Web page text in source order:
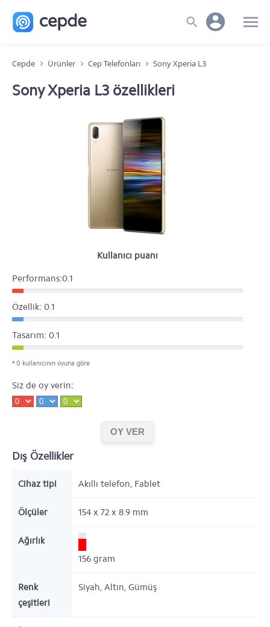
Cepde Ürünler Cep Telefonları Sony Xperia L3
Sony Xperia L3 özellikleri
Kullanıcı puanı
Performans:0.1
Özellik: 0.1
Tasarım: 0.1
* 0 kullanıcının oyuna göre
Siz de oy verin:
Dış Özellikler
Cihaz tipi Akıllı telefon, Fablet
Ölçüler 154 x 72 x 8.9 mm
Ağırlık
156 gram
Renk
çeşitleri
Siyah, Altın, Gümüş